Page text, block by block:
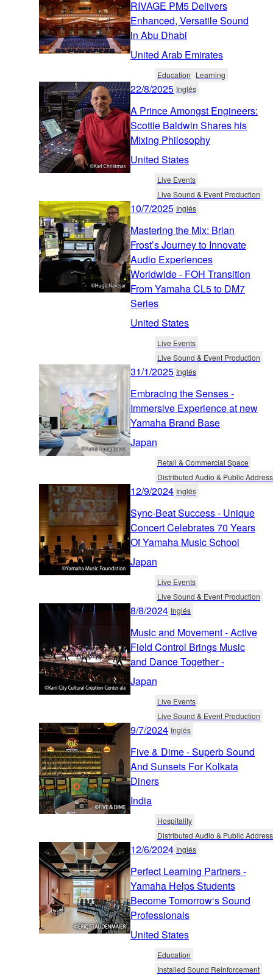
RIVAGE PM5 Delivers
Enhanced, Versatile Sound
in Abu Dhabi
United Arab Emirates
Education Learning
22/8/2025 Inglés
A Prince Amongst Engineers:
Scottie Baldwin Shares his
Mixing Philosophy
United States
Live Events
Live Sound & Event Production
10/7/2025 Inglés
Mastering the Mix: Brian
Frost’s Journey to Innovate
Audio Experiences
Worldwide - FOH Transition
From Yamaha CL5 to DM7
Series
United States
Live Events
Live Sound & Event Production
31/1/2025 Inglés
Embracing the Senses -
Immersive Experience at new
Yamaha Brand Base
Japan
Retail & Commercial Space
Distributed Audio & Public Address
12/9/2024 Inglés
Sync-Beat Success - Unique
Concert Celebrates 70 Years
Of Yamaha Music School
Japan
Live Events
Live Sound & Event Production
8/8/2024 Inglés
Music and Movement - Active
Field Control Brings Music
and Dance Together -
Japan
Live Events
Live Sound & Event Production
9/7/2024 Inglés
Five & Dime - Superb Sound
And Sunsets For Kolkata
Diners
India
Hospitality
Distributed Audio & Public Address
12/6/2024 Inglés
Perfect Learning Partners -
Yamaha Helps Students
Become Tomorrow‘s Sound
Professionals
United States
Education
Installed Sound Reinforcement